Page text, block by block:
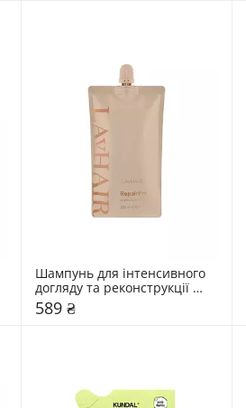
Шампунь для інтенсивного
догляду та реконструкції
пошкодженого волосся
LAvHAIR RepairPro
589 ₴